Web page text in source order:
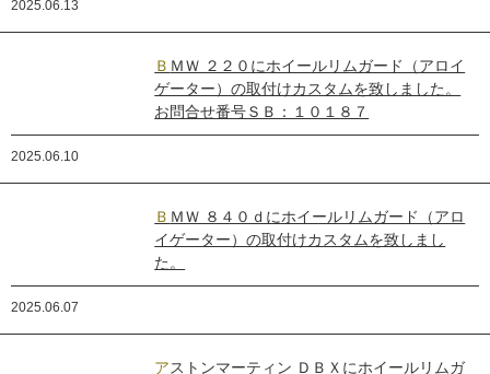
2025.06.13
ＢＭＷ ２２０にホイールリムガード（アロイ
ゲーター）の取付けカスタムを致しました。
お問合せ番号ＳＢ：１０１８７
2025.06.10
ＢＭＷ ８４０ｄにホイールリムガード（アロ
イゲーター）の取付けカスタムを致しまし
た。
2025.06.07
アストンマーティン ＤＢＸにホイールリムガ